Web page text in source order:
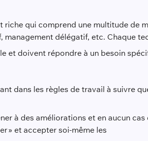
riche qui comprend une multitude de
délégatif, etc. Chaque
et doivent répondre à un besoin
dans les règles de travail à suivre
à des améliorations et en aucun
» et accepter soi-même les